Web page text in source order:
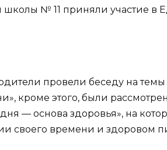
№ 11 приняли участие в
провели беседу на
кроме этого, были
— основа здоровья», на
своего времени и здоровом